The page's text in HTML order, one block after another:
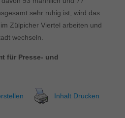
sehr ruhig ist, wird das
Zülpicher Viertel arbeiten und
wechseln.
für Presse- und
Inhalt Drucken